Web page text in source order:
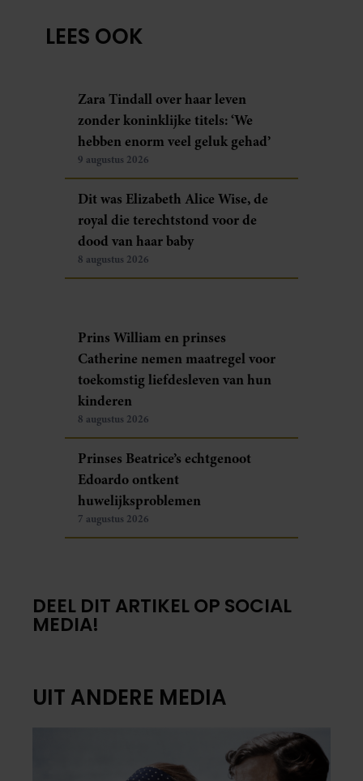
LEES OOK
Zara Tindall over haar leven
zonder koninklijke titels: ‘We
hebben enorm veel geluk gehad’
9 augustus 2026
Dit was Elizabeth Alice Wise, de
royal die terechtstond voor de
dood van haar baby
8 augustus 2026
Prins William en prinses
Catherine nemen maatregel voor
toekomstig liefdesleven van hun
kinderen
8 augustus 2026
Prinses Beatrice’s echtgenoot
Edoardo ontkent
huwelijksproblemen
7 augustus 2026
DEEL DIT ARTIKEL OP SOCIAL
MEDIA!
UIT ANDERE MEDIA